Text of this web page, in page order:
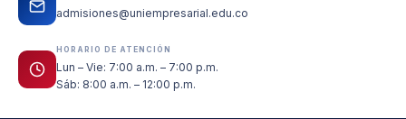
admisiones@uniempresarial.edu.co
HORARIO DE ATENCIÓN
Lun – Vie: 7:00 a.m. – 7:00 p.m.
Sáb: 8:00 a.m. – 12:00 p.m.